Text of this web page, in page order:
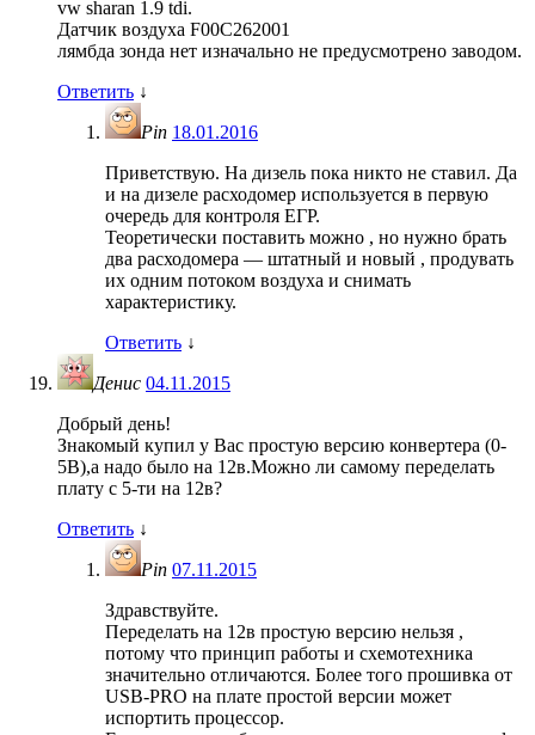
vw sharan 1.9 tdi.
Датчик воздуха F00C262001
лямбда зонда нет изначально не предусмотрено заводом.
Ответить ↓
Pin 18.01.2016
Приветствую. На дизель пока никто не ставил. Да
и на дизеле расходомер используется в первую
очередь для контроля ЕГР.
Теоретически поставить можно , но нужно брать
два расходомера — штатный и новый , продувать
их одним потоком воздуха и снимать
характеристику.
Ответить ↓
Денис 04.11.2015
Добрый день!
Знакомый купил у Вас простую версию конвертера (0-
5В),а надо было на 12в.Можно ли самому переделать
плату с 5-ти на 12в?
Ответить ↓
Pin 07.11.2015
Здравствуйте.
Переделать на 12в простую версию нельзя ,
потому что принцип работы и схемотехника
значительно отличаются. Более того прошивка от
USB-PRO на плате простой версии может
испортить процессор.